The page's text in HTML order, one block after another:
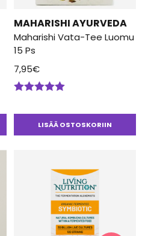
MAHARISHI AYURVEDA
Maharishi Vata-Tee Luomu
15 Ps
7,95€
LISÄÄ OSTOSKORIIN